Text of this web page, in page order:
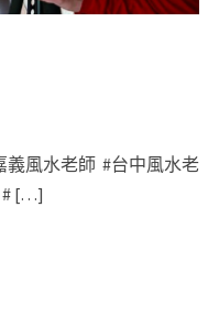
義風水老師 #台中風水老
# […]